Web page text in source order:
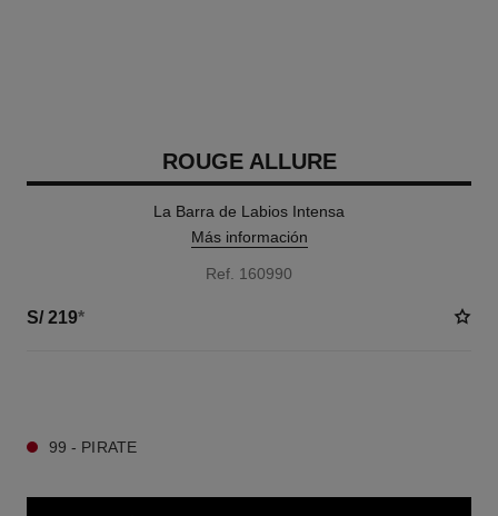
ROUGE ALLURE
La Barra de Labios Intensa
Más información
Ref. 160990
S/ 219*
99 - PIRATE